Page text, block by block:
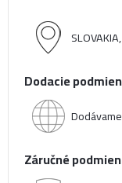
Dodacie
Záručné